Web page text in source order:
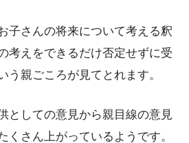
子さんの将来について考える釈
考えをできるだけ否定せずに受
う親ごころが見てとれます。
としての意見から親目線の意見
くさん上がっているようです。